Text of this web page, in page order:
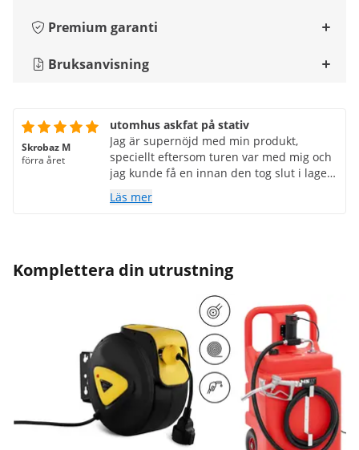
Premium garanti
Bruksanvisning
Skrobaz M
förra året
utomhus askfat på stativ
Jag är supernöjd med min produkt,
speciellt eftersom turen var med mig och
jag kunde få en innan den tog slut i lager
Läs mer
Komplettera din utrustning